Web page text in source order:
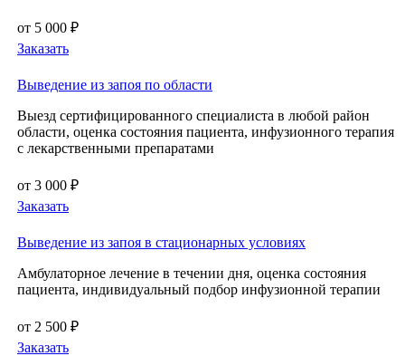
от 5 000 ₽
Заказать
Выведение из запоя по области
Выезд сертифицированного специалиста в любой район
области, оценка состояния пациента, инфузионного терапия
с лекарственными препаратами
от 3 000 ₽
Заказать
Выведение из запоя в стационарных условиях
Амбулаторное лечение в течении дня, оценка состояния
пациента, индивидуальный подбор инфузионной терапии
от 2 500 ₽
Заказать